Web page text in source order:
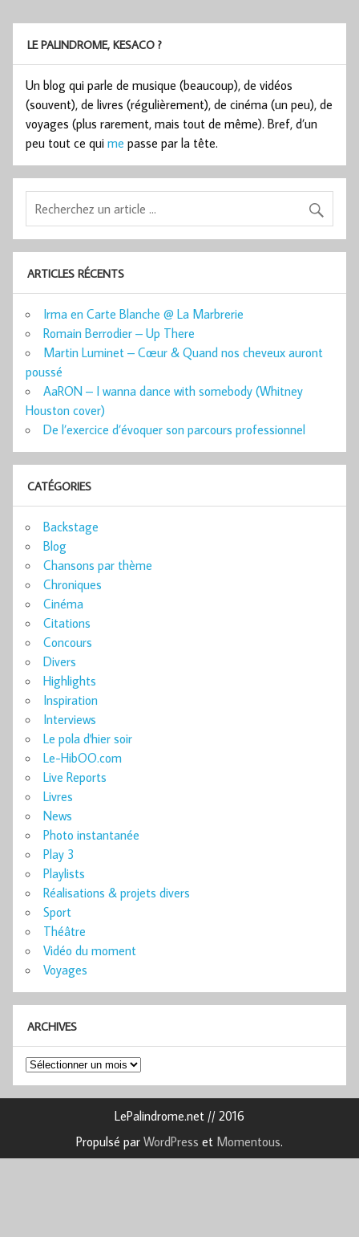
LE PALINDROME, KESACO ?
Un blog qui parle de musique (beaucoup), de vidéos
(souvent), de livres (régulièrement), de cinéma (un peu), de
voyages (plus rarement, mais tout de même). Bref, d’un
peu tout ce qui me passe par la tête.
ARTICLES RÉCENTS
Irma en Carte Blanche @ La Marbrerie
Romain Berrodier – Up There
Martin Luminet – Cœur & Quand nos cheveux auront
poussé
AaRON – I wanna dance with somebody (Whitney
Houston cover)
De l’exercice d’évoquer son parcours professionnel
CATÉGORIES
Backstage
Blog
Chansons par thème
Chroniques
Cinéma
Citations
Concours
Divers
Highlights
Inspiration
Interviews
Le pola d'hier soir
Le-HibOO.com
Live Reports
Livres
News
Photo instantanée
Play 3
Playlists
Réalisations & projets divers
Sport
Théâtre
Vidéo du moment
Voyages
ARCHIVES
Archives
LePalindrome.net // 2016
Propulsé par WordPress et Momentous.